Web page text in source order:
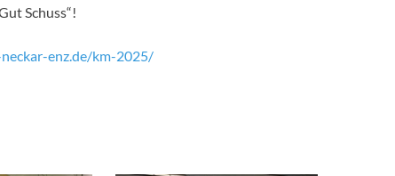
Schuss“!
enz.de/km-2025/